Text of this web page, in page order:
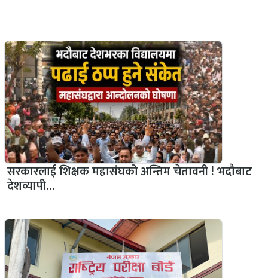
सरकारलाई शिक्षक महासंघको अन्तिम चेतावनी ! भदौबाट
देशव्यापी…